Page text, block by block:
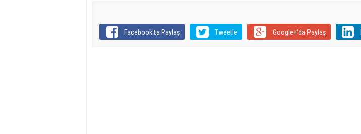
Facebook'ta Paylaş Tweetle Google+'da Paylaş